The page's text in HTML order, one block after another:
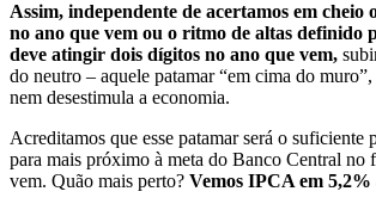
Assim, independente de acertamos em cheio
no ano que vem ou o ritmo de altas definido
deve atingir dois dígitos no ano que vem,
do neutro – aquele patamar “em cima do
nem desestimula a economia.
Acreditamos que esse patamar será o suficiente
para mais próximo à meta do Banco Central no
vem. Quão mais perto? Vemos IPCA em 5,2%